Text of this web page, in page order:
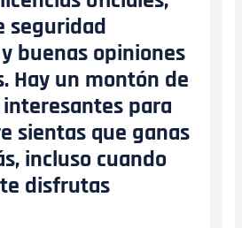
seguridad
buenas opiniones
Hay un montón de
para
sientas que ganas
incluso cuando
disfrutas